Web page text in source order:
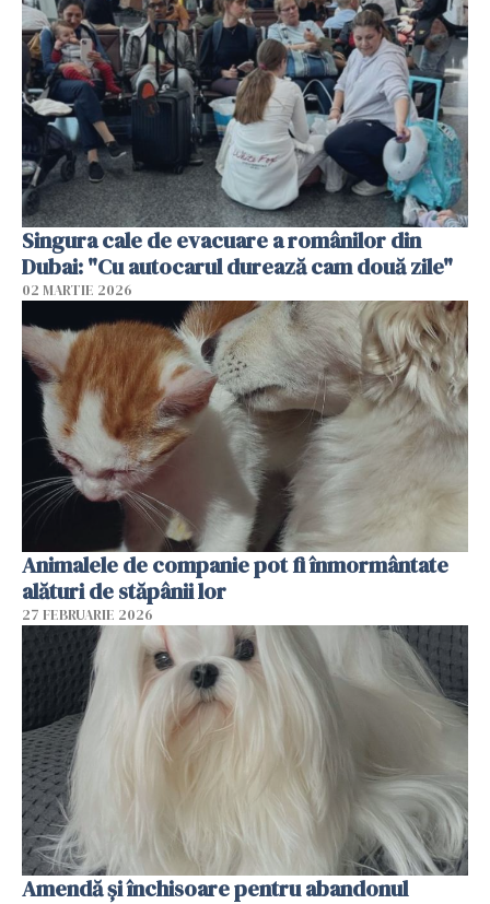
Singura cale de evacuare a românilor din
Dubai: "Cu autocarul durează cam două zile"
02 MARTIE 2026
Animalele de companie pot fi înmormântate
alături de stăpânii lor
27 FEBRUARIE 2026
Amendă și închisoare pentru abandonul